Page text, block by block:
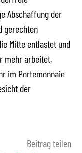
Abschaffung der
gerechten
Mitte entlastet und
mehr arbeitet,
im Portemonnaie
der
Beitrag teilen